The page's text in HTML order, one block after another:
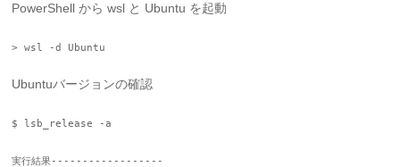
PowerShell から wsl と Ubuntu を起動
> wsl -d Ubuntu
Ubuntuバージョンの確認
$ lsb_release -a
実行結果------------------